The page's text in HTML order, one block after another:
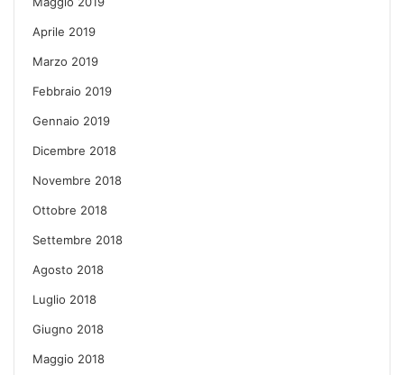
Aprile 2019
Marzo 2019
Febbraio 2019
Gennaio 2019
Dicembre 2018
Novembre 2018
Ottobre 2018
Settembre 2018
Agosto 2018
Luglio 2018
Giugno 2018
Maggio 2018